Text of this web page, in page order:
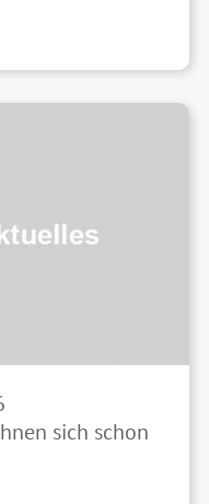
in
Tür am
sich schon